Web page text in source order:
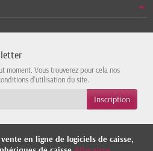
moment. Vous trouverez pour cela nos
d'utilisation du site.
en ligne de logiciels de caisse,